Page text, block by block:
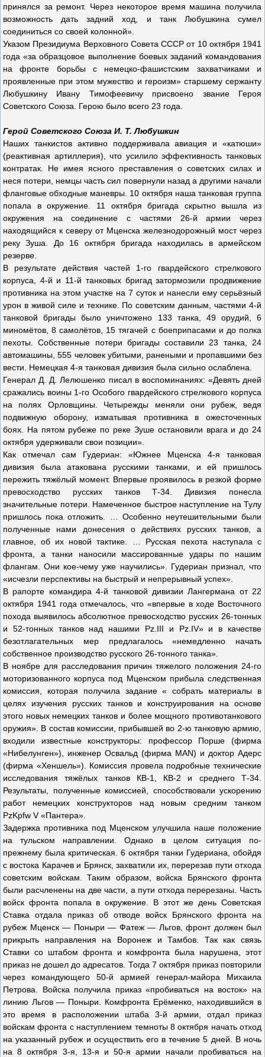
принялся за ремонт. Через некоторое время машина получила
возможность дать задний ход, и танк Любушкина сумел
соединиться со своей колонной».
Указом Президиума Верховного Совета СССР от 10 октября 1941
года «за образцовое выполнение боевых заданий командования
на фронте борьбы с немецко-фашистским захватчиками и
проявленные при этом мужество и героизм» старшему сержанту
Любушкину Ивану Тимофеевичу присвоено звание Героя
Советского Союза. Герою было всего 23 года.
Герой Советского Союза И. Т. Любушкин
Наших танкистов активно поддерживала авиация и «катюши»
(реактивная артиллерия), что усилило эффективность танковых
контратак. Не имея ясного преставления о советских силах и
неся потери, немцы часть сил повернули назад а другими начали
фланговые обходные маневры. 10 октября наша танковая группа
попала в окружение. 11 октября бригада скрытно вышла из
окружения на соединение с частями 26-й армии через
находящийся к северу от Мценска железнодорожный мост через
реку Зуша. До 16 октября бригада находилась в армейском
резерве.
В результате действия частей 1-го гвардейского стрелкового
корпуса, 4-й и 11-й танковых бригад затормозили продвижение
противника на этом участке на 7 суток и нанесли ему серьёзный
урон в живой силе и технике. По советским данным, частями 4-й
танковой бригады было уничтожено 133 танка, 49 орудий, 6
миномётов, 8 самолётов, 15 тягачей с боеприпасами и до полка
пехоты. Собственные потери бригады составили 23 танка, 24
автомашины, 555 человек убитыми, ранеными и пропавшими без
вести. Немецкая 4-я танковая дивизия была сильно ослаблена.
Генерал Д. Д. Лелюшенко писал в воспоминаниях: «Девять дней
сражались воины 1-го Особого гвардейского стрелкового корпуса
на полях Орловщины. Четырежды меняли они рубеж, ведя
подвижную оборону, изматывая противника в ожесточенных
боях. На пятом рубеже по реке Зуше остановили врага и до 24
октября удерживали свои позиции».
Как отмечал сам Гудериан: «Южнее Мценска 4-я танковая
дивизия была атакована русскими танками, и ей пришлось
пережить тяжёлый момент. Впервые проявилось в резкой форме
превосходство русских танков Т-34. Дивизия понесла
значительные потери. Намеченное быстрое наступление на Тулу
пришлось пока отложить. … Особенно неутешительными были
полученные нами донесения о действиях русских танков, а
главное, об их новой тактике. … Русская пехота наступала с
фронта, а танки наносили массированные удары по нашим
флангам. Они кое-чему уже научились». Гудериан признал, что
«исчезли перспективы на быстрый и непрерывный успех».
В рапорте командира 4-й танковой дивизии Лангермана от 22
октября 1941 года отмечалось, что «впервые в ходе Восточного
похода выявилось абсолютное превосходство русских 26-тонных
и 52-тонных танков над нашими Pz.III и Pz.IV» и в качестве
безотлагательных мер предлагалось «немедленно начать
собственное производство русского 26-тонного танка».
В ноябре для расследования причин тяжелого положения 24-го
моторизованного корпуса под Мценском прибыла следственная
комиссия, которая получила задание « собрать материалы в
целях изучения русских танков и конструирования на основе
этого новых немецких танков и более мощного противотанкового
оружия». В состав комиссии, прибывшей во 2-ю танковую армию,
входили известные конструкторы: профессор Порше (фирма
«Нибелунген»), инженер Освальд (фирма MAN) и доктор Адерс
(фирма «Хеншель»). Комиссия провела подробные технические
исследования тяжёлых танков КВ-1, КВ-2 и среднего Т-34.
Результаты, полученные комиссией, способствовали ускорению
работ немецких конструкторов над новым средним танком
PzKpfw V «Пантера».
Задержка противника под Мценском улучшила наше положение
на тульском направлении. Однако в целом ситуация по-
прежнему была критическая. 6 октября танки Гудериана, обойдя
с востока Карачев и Брянск, захватили их, перерезав пути отхода
советским войскам. Таким образом, войска Брянского фронта
были расчленены на две части, а пути отхода перерезаны. Часть
войск фронта попала в окружение. В этот же день Советская
Ставка отдала приказ об отводе войск Брянского фронта на
рубеж Мценск — Поныри — Фатеж — Льгов, фронт должен был
прикрыть направления на Воронеж и Тамбов. Так как связь
Ставки со штабом фронта и комфронта была нарушена, этот
приказ не дошел до адресатов. Тогда 7 октября приказ повторили
через командующего 50-й армией генерал-майора Михаила
Петрова. Войска получила приказ «пробиваться на восток» на
линию Льгов — Поныри. Комфронта Ерёменко, находившийся в
это время в расположении штаба 3-й армии, отдал приказ
войскам фронта с наступлением темноты 8 октября начать отход
на указанный рубеж и осуществить его в течение 5 дней. В ночь
на 8 октября 3-я, 13-я и 50-я армии начали пробиваться на